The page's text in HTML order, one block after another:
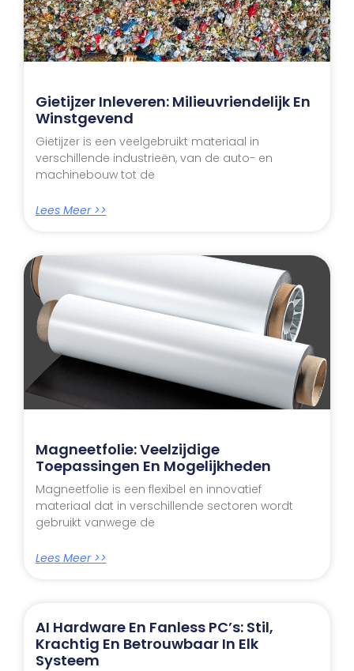
Gietijzer Inleveren: Milieuvriendelijk En
Winstgevend
Gietijzer is een veelgebruikt materiaal in
verschillende industrieën, van de auto- en
machinebouw tot de
Lees Meer >>
Magneetfolie: Veelzijdige
Toepassingen En Mogelijkheden
Magneetfolie is een flexibel en innovatief
materiaal dat in verschillende sectoren wordt
gebruikt vanwege de
Lees Meer >>
AI Hardware En Fanless PC’s: Stil,
Krachtig En Betrouwbaar In Elk
Systeem